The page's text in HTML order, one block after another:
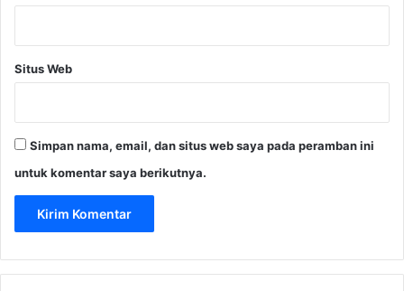
Situs Web
Simpan nama, email, dan situs web saya pada peramban ini
untuk komentar saya berikutnya.